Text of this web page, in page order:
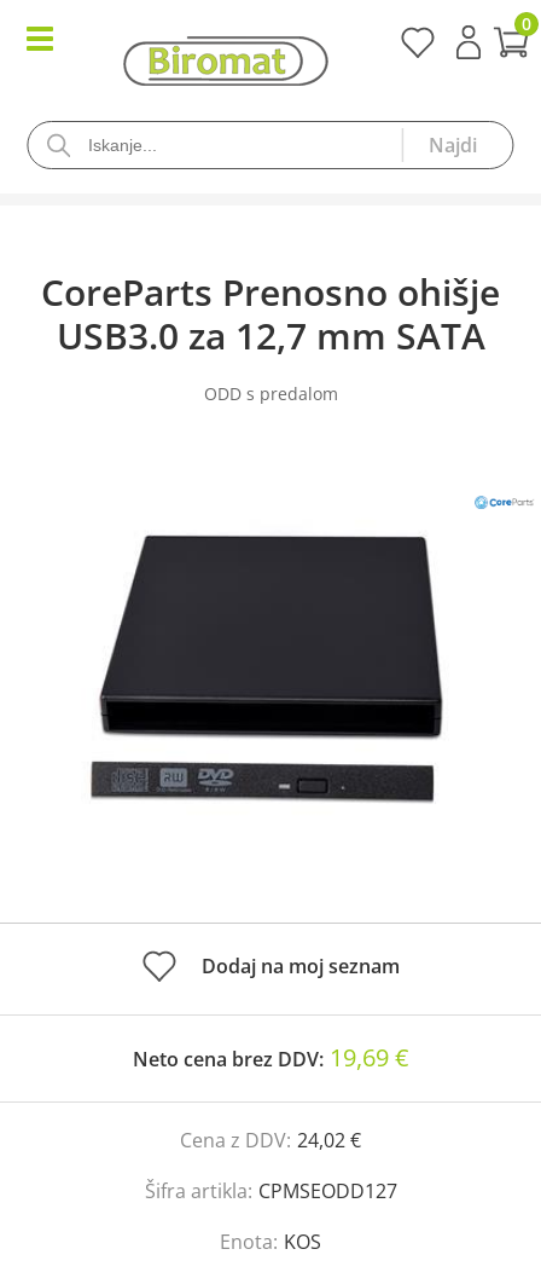
0
CoreParts Prenosno ohišje
USB3.0 za 12,7 mm SATA
ODD s predalom
Dodaj na moj seznam
Neto cena brez DDV: 19,69 €
Cena z DDV: 24,02 €
Šifra artikla: CPMSEODD127
Enota: KOS